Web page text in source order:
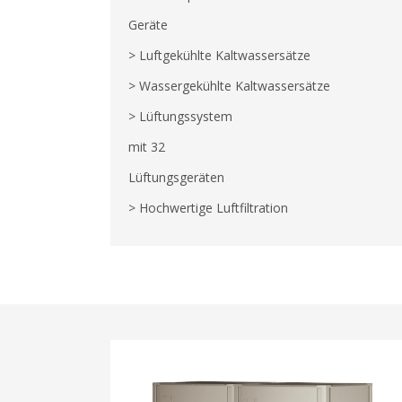
Geräte
> Luftgekühlte Kaltwassersätze
> Wassergekühlte Kaltwassersätze
> Lüftungssystem
mit 32
Lüftungsgeräten
> Hochwertige Luftfiltration